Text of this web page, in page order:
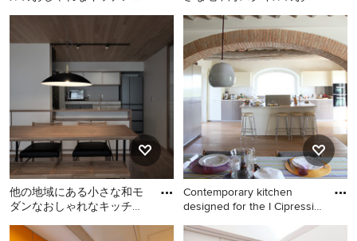
ローマにある地中海スタイ
ロップインシンク、レイズ
ドパネル扉のキャビネッ
ト、中間色木目調キャビネ
ット、白いキッチンパネ
ル、パネルと同色の調理設
備、テラコッタタイルの
床、アイランドなし、オレ
ンジの床、ベージュのキッ
チンカウンター) の写真
カウンターシンク、落し込
み
他の地域にある低価格の小
さな地中海スタイルのおし
ゃれなキッチン (アンダーカ
ウンターシンク、落し込み
パネル扉のキャビネット、
ベージュのキャビネット、
大理石カウンター、白いキ
ッチンパネル、ガラスまた
は窓のキッチンパネル、パ
ネルと同色の調理設備、無
垢フローリング、アイラン
ドなし、オレンジの床) の写
真
他の地域にある小さな和モ
ダンなおしゃれなキッチン
ク、インセット扉のキャビ
他の地域にある小さな和モ
Contemporary kitchen
designed for the I Cipressi
他の地域にある小さなカン